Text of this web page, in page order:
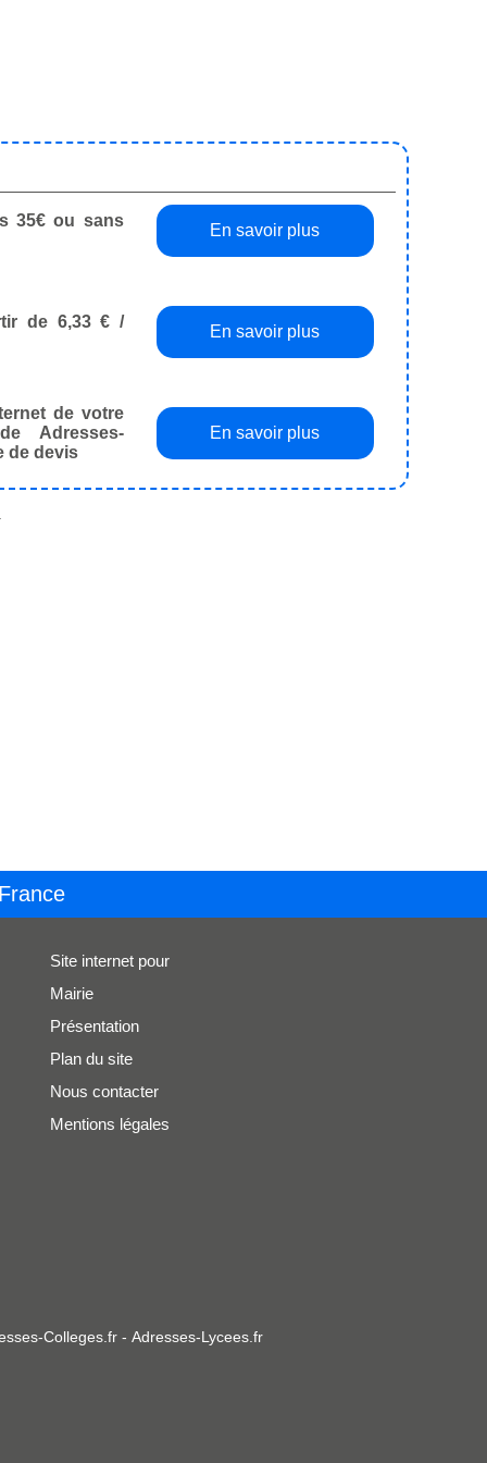
35€ ou sans
En savoir plus
de 6,33 € /
En savoir plus
de votre
Adresses-
de devis
En savoir plus
Site internet pour
Mairie
Présentation
Plan du site
Nous contacter
Mentions légales
Colleges.fr- Adresses-Lycees.fr